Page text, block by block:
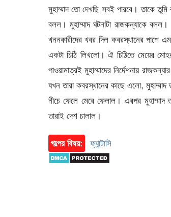
মুহাম্মাদ তো দেখছি সবই পারবে। তাকে
বলল। মুহাম্মাদ ঘটনাটা রাজকন্যাকে
খননকারীদের খবর দিল কবরস্থানের পাশে
একটা চিঠি লিখলো। ঐ চিঠিতে মেয়ের
পাওয়ামাত্রই মুহাম্মাদের নির্দেশনায়
যখন তারা কবরস্থানের কাছে এলো, মুহাম্মাদ
নীচে ফেলে মেরে ফেলাল। এরপর মুহাম্মাদ
তারাই দেশ চালাল।
গল্পের বিষয়: ফ্যান্টাসি